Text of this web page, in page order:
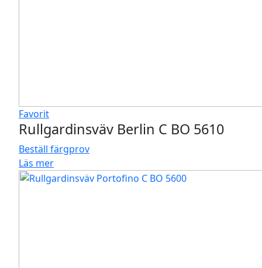
Favorit
Rullgardinsväv Berlin C BO 5610
Beställ färgprov
Läs mer